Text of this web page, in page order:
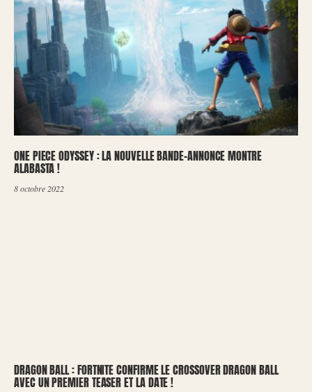
ONE PIECE ODYSSEY : LA NOUVELLE BANDE-ANNONCE MONTRE
ALABASTA !
8 octobre 2022
DRAGON BALL : FORTNITE CONFIRME LE CROSSOVER DRAGON BALL
AVEC UN PREMIER TEASER ET LA DATE !